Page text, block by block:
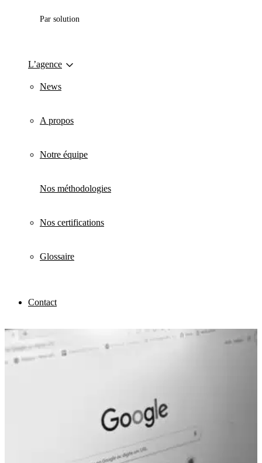
Par solution
L’agence
News
A propos
Notre équipe
Nos méthodologies
Nos certifications
Glossaire
Contact